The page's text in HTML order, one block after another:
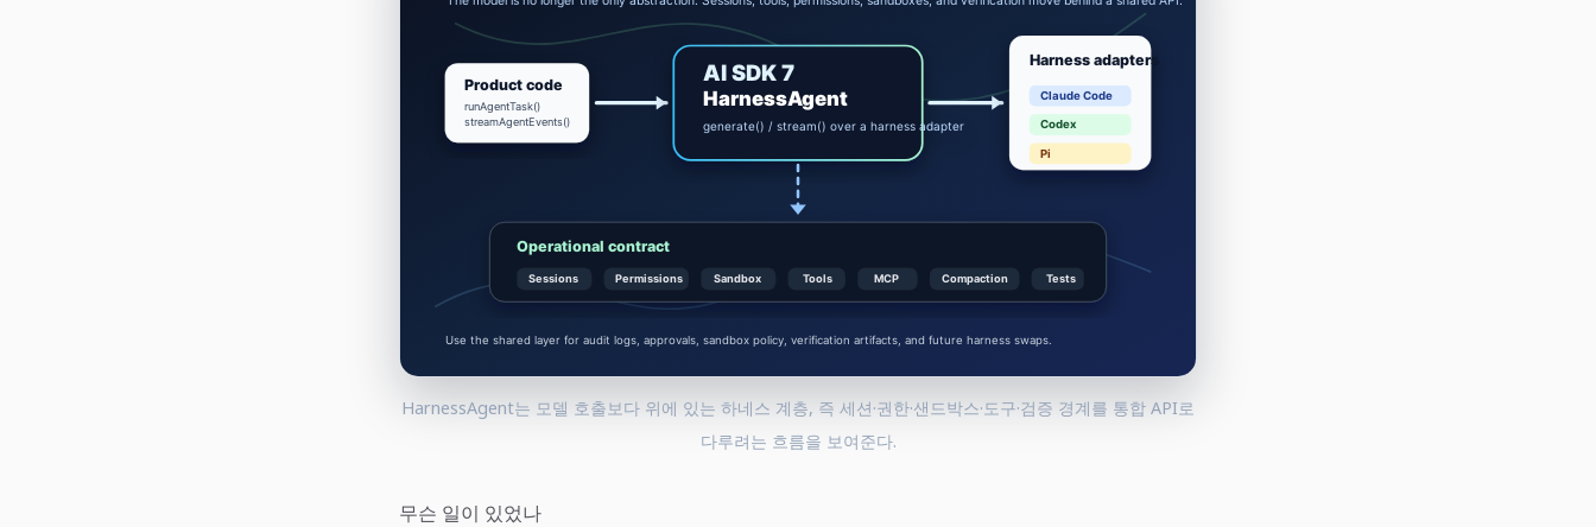
HarnessAgent는 모델 호출보다 위에 있는 하네스 계층, 즉 세션·권한·샌드박스·도구·검증 경계를 통합 API로
다루려는 흐름을 보여준다.
무슨 일이 있었나